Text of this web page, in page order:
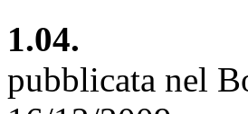
1.04.
pubblicata nel